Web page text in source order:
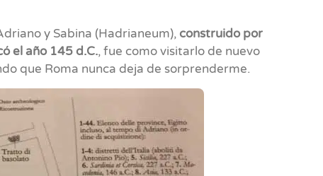
y Sabina (Hadrianeum), construido por
el año 145 d.C., fue como visitarlo de nuevo
que Roma nunca deja de sorprenderme.